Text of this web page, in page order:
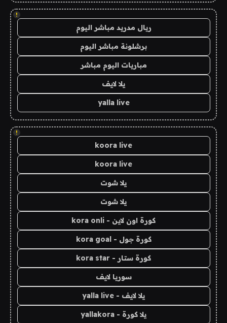
!
ريال مدريد مباشر اليوم
برشلونة مباشر اليوم
مباريات اليوم مباشر
يلا لايف
yalla live
!
koora live
koora live
يلا شوت
يلا شوت
كورة اون لاين - kora onli
كورة جول - kora goal
كورة ستار - kora star
سوريا لايف
يلا لايف - yalla live
يلا كورة - yallakora